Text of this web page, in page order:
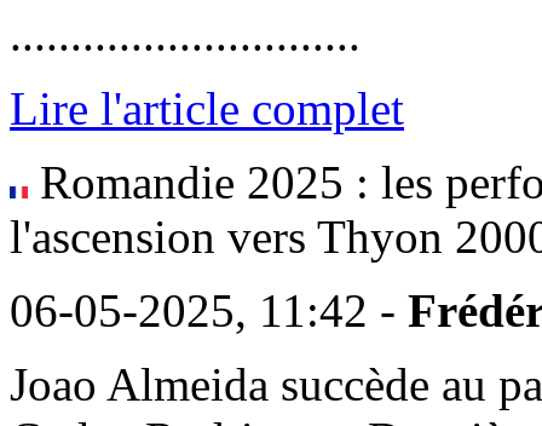
.............................
Lire l'article complet
Romandie 2025 : les
l'ascension vers Thyon
06-05-2025, 11:42 -
Joao Almeida succède au